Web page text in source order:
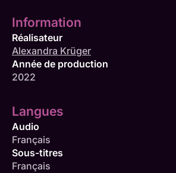
Information
Réalisateur
Alexandra Krüger
Année de production
2022
Langues
Audio
Français
Sous-titres
Français